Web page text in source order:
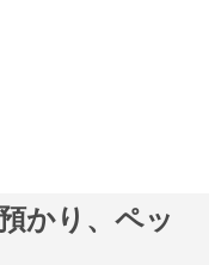
かり、ペッ